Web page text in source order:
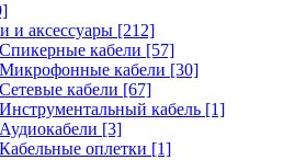
и аксессуары [212]
Спикерные кабели [57]
Микрофонные кабели [30]
Сетевые кабели [67]
Инструментальный кабель [1]
Аудиокабели [3]
Кабельные оплетки [1]